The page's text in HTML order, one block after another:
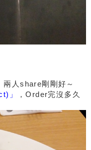
兩人share剛剛好～
」
，Order完沒多久